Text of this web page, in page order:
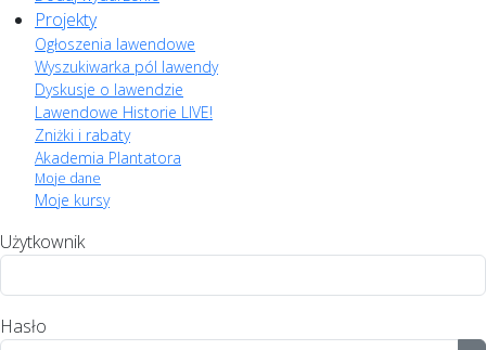
Projekty
Ogłoszenia lawendowe
Wyszukiwarka pól lawendy
Dyskusje o lawendzie
Lawendowe Historie LIVE!
Zniżki i rabaty
Akademia Plantatora
Moje dane
Moje kursy
Użytkownik
Hasło